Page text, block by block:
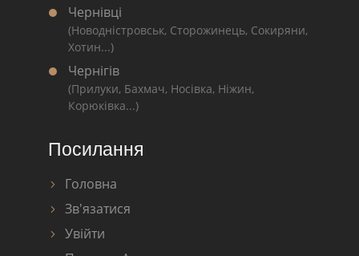
Чернівці
(Новодністровськ, Сторожинець, Сокиряни,
Хотин...)
Чернігів
(Прилуки, Бахмач, Носівка, Ніжин,
Корюківка...)
Посилання
Головна
Зв'язатися
Увійти